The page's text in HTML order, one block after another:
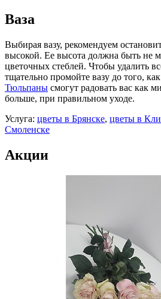
Ваза
Выбирая вазу, рекомендуем
высокой. Ее высота должна быть не
цветочных стеблей. Чтобы удалить
тщательно промойте вазу до того,
Тюльпаны смогут радовать вас как
больше, при правильном уходе.
Услуга: цветы в Брянске, цветы в
Смоленске
Акции